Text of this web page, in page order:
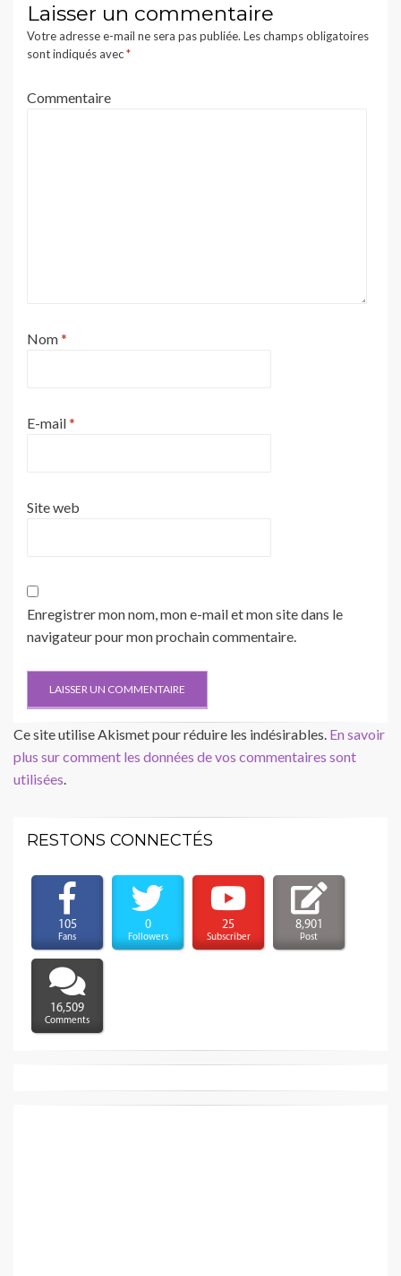
Laisser un commentaire
Votre adresse e-mail ne sera pas publiée. Les champs obligatoires
sont indiqués avec*
Commentaire
Nom*
E-mail*
Site web
Enregistrer mon nom, mon e-mail et mon site dans le
navigateur pour mon prochain commentaire.
Ce site utilise Akismet pour réduire les indésirables. En savoir
plus sur comment les données de vos commentaires sont
utilisées.
RESTONS CONNECTÉS
105
Fans
0
Followers
25
Subscriber
8,901
Post
16,509
Comments